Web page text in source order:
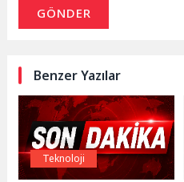
GÖNDER
Benzer Yazılar
Teknoloji